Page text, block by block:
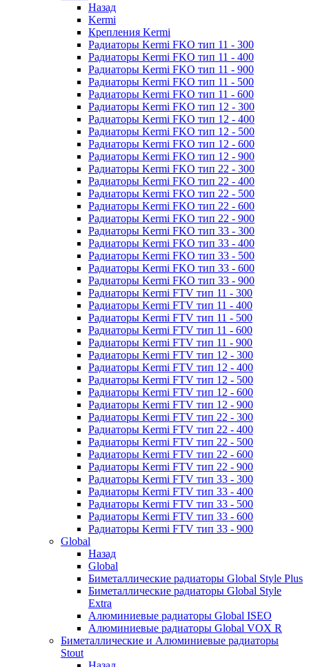
Назад
Kermi
Крепления Kermi
Радиаторы Kermi FKO тип 11 - 300
Радиаторы Kermi FKO тип 11 - 400
Радиаторы Kermi FKO тип 11 - 900
Радиаторы Kermi FKO тип 11 - 500
Радиаторы Kermi FKO тип 11 - 600
Радиаторы Kermi FKO тип 12 - 300
Радиаторы Kermi FKO тип 12 - 400
Радиаторы Kermi FKO тип 12 - 500
Радиаторы Kermi FKO тип 12 - 600
Радиаторы Kermi FKO тип 12 - 900
Радиаторы Kermi FKO тип 22 - 300
Радиаторы Kermi FKO тип 22 - 400
Радиаторы Kermi FKO тип 22 - 500
Радиаторы Kermi FKO тип 22 - 600
Радиаторы Kermi FKO тип 22 - 900
Радиаторы Kermi FKO тип 33 - 300
Радиаторы Kermi FKO тип 33 - 400
Радиаторы Kermi FKO тип 33 - 500
Радиаторы Kermi FKO тип 33 - 600
Радиаторы Kermi FKO тип 33 - 900
Радиаторы Kermi FTV тип 11 - 300
Радиаторы Kermi FTV тип 11 - 400
Радиаторы Kermi FTV тип 11 - 500
Радиаторы Kermi FTV тип 11 - 600
Радиаторы Kermi FTV тип 11 - 900
Радиаторы Kermi FTV тип 12 - 300
Радиаторы Kermi FTV тип 12 - 400
Радиаторы Kermi FTV тип 12 - 500
Радиаторы Kermi FTV тип 12 - 600
Радиаторы Kermi FTV тип 12 - 900
Радиаторы Kermi FTV тип 22 - 300
Радиаторы Kermi FTV тип 22 - 400
Радиаторы Kermi FTV тип 22 - 500
Радиаторы Kermi FTV тип 22 - 600
Радиаторы Kermi FTV тип 22 - 900
Радиаторы Kermi FTV тип 33 - 300
Радиаторы Kermi FTV тип 33 - 400
Радиаторы Kermi FTV тип 33 - 500
Радиаторы Kermi FTV тип 33 - 600
Радиаторы Kermi FTV тип 33 - 900
Global
Назад
Global
Биметаллические радиаторы Global Style Plus
Биметаллические радиаторы Global Style
Extra
Алюминиевые радиаторы Global ISEO
Алюминиевые радиаторы Global VOX R
Биметаллические и Алюминиевые радиаторы
Stout